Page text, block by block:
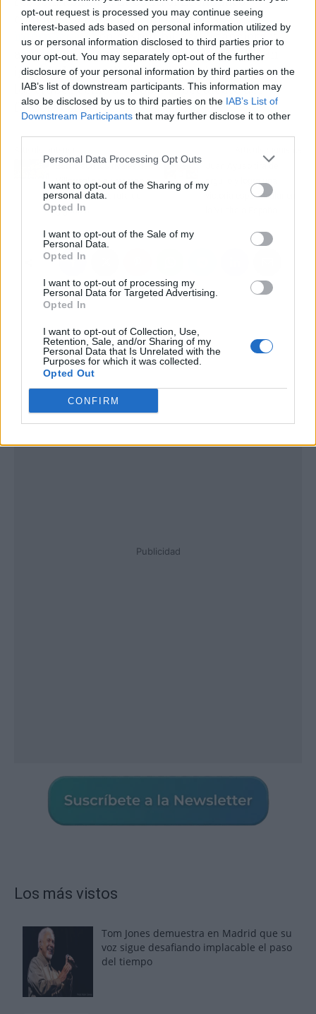
opt-out request is processed you may continue seeing
interest-based ads based on personal information utilized by
us or personal information disclosed to third parties prior to
your opt-out. You may separately opt-out of the further
disclosure of your personal information by third parties on the
IAB’s list of downstream participants. This information may
also be disclosed by us to third parties on the IAB’s List of
Downstream Participants that may further disclose it to other
Personal Data Processing Opt Outs
I want to opt-out of the Sharing of my
personal data.
Opted In
I want to opt-out of the Sale of my
Personal Data.
Opted In
I want to opt-out of processing my
Personal Data for Targeted Advertising.
Opted In
I want to opt-out of Collection, Use,
Retention, Sale, and/or Sharing of my
Personal Data that Is Unrelated with the
Purposes for which it was collected.
Opted Out
CONFIRM
convierte a LaLiga en un referente
internacionalen sostenibilidad financiera y
asegura que la competición se desarrolle en
igualdad de condiciones, protegiendo tanto a
los clubes como al propio espectáculo del
fútbol", concluyó.
Villarreal en su regreso a
la Champions: ruta de
gigantes
orgullo y logra una
victoria espectacular en
Publicidad
Los más vistos
Tom Jones demuestra en Madrid que su
voz sigue desafiando implacable el paso
del tiempo